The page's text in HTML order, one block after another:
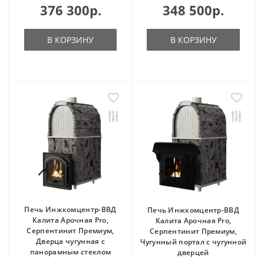
376 300р.
В КОРЗИНУ
348 500р.
В КОРЗИНУ
Печь Инжкомцентр-ВВД
Калита Арочная Pro,
Серпентинит Премиум,
Дверца чугунная с
панорамным стеклом
Печь Инжкомцентр-ВВД
Калита Арочная Pro,
Серпентинит Премиум,
Чугунный портал с чугунной
дверцей